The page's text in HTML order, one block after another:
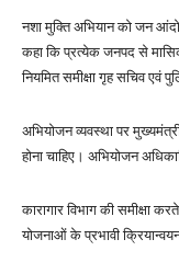
नशा मुक्ति अभियान को जन
कहा कि प्रत्येक जनपद से
नियमित समीक्षा गृह सचिव एवं
अभियोजन व्यवस्था पर
होना चाहिए। अभियोजन
कारागार विभाग की समीक्षा
योजनाओं के प्रभावी